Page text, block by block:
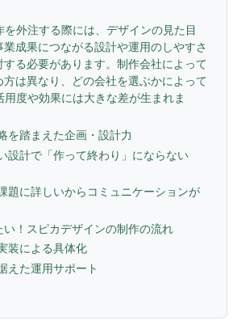
を外注する際には、デザインの見た目
業成果につながる設計や運用のしやすさ
する必要があります。制作会社によって
方は異なり、どの会社を選ぶかによって
用度や効果には大きな差が生まれま
を踏まえた企画・設計力
設計で「作って終わり」にならない
題に詳しいからコミュニケーションが
い！スピカデザインの制作の流れ
装による具体化
えた運用サポート